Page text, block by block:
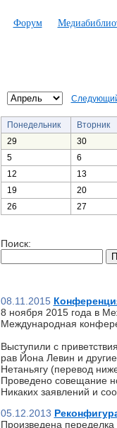
Форум
Понедельник Вторник
29
30
5
6
12
13
19
20
26
27
Поиск:
08.11.2015
8 ноября 2015 года в
Международная
Выступили с
рав Йона Левин и
Нетаньягу (перевод
Проведено совещание
Никаких заявлений и
05.12.2013
Произведена переделка